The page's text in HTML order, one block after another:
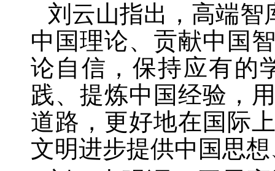
刘云山指出，高端智
中国理论、贡献中国
论自信，保持应有的
践、提炼中国经验，
道路，更好地在国际
文明进步提供中国思